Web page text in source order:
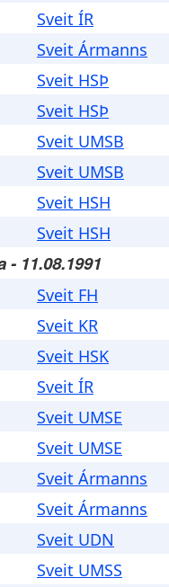
Sveit ÍR
Sveit Ármanns
Sveit HSÞ
Sveit HSÞ
Sveit UMSB
Sveit UMSB
Sveit HSH
Sveit HSH
- 11.08.1991
Sveit FH
Sveit KR
Sveit HSK
Sveit ÍR
Sveit UMSE
Sveit UMSE
Sveit Ármanns
Sveit Ármanns
Sveit UDN
Sveit UMSS